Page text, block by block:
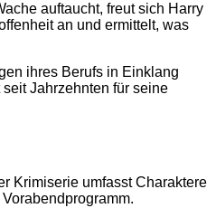
auftaucht, freut sich Harry
an und ermittelt, was
ihres Berufs in Einklang
Jahrzehnten für seine
Krimiserie umfasst Charaktere